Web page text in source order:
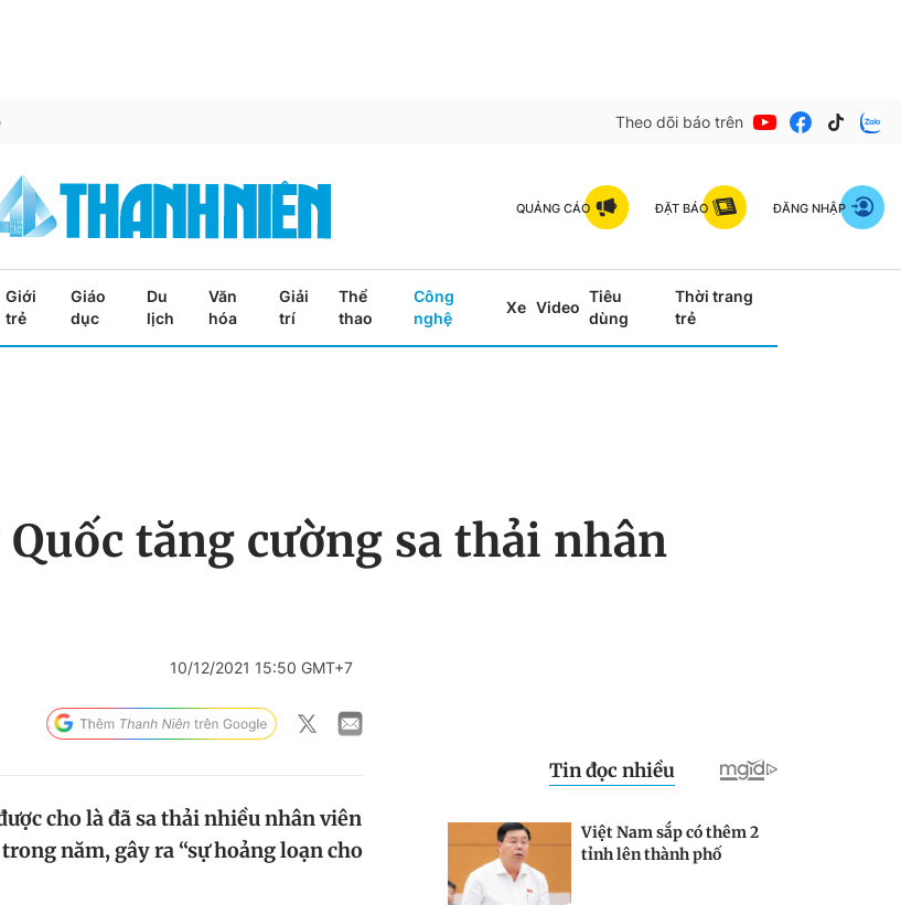
Theo dõi báo trên
QUẢNG CÁO ĐẶT BÁO ĐĂNG NHẬP
Giới
trẻ
Giáo
dục
Du
lịch
Văn
hóa
Giải
trí
Thể
thao
Công
nghệ
Xe Video
Tiêu
dùng
Thời trang
trẻ
tăng cường sa thải nhân
10/12/2021 15:50 GMT+7
cho là đã sa thải nhiều nhân viên
năm, gây ra “sự hoảng loạn cho